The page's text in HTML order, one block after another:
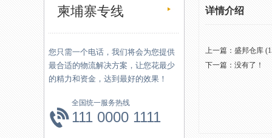
柬埔寨专线
您只需一个电话，我们将会为您提供
最合适的物流解决方案，让您花最少
的精力和资金，达到最好的效果！
全国统一服务热线
111 0000 1111
详情介绍
上一篇： 盛邦仓库
下一篇：没有了！